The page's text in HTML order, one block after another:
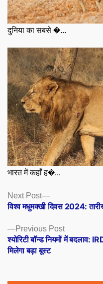
दुनिया का सबसे �...
भारत में कहाँ ह�...
Posts
navigation
Previous PostPrevious
post:
श्योरिटी बॉन्ड नियमों में
मिलेगा बड़ा बूस्ट
Next Post
Next
post:
विश्व मधुमक्खी दिवस 2024: